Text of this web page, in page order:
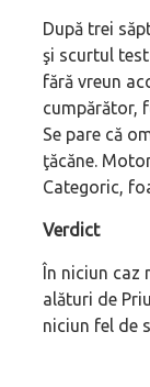
După trei
şi scurtul
fără vreun
cumpărător,
Se pare că
ţăcăne.
Categoric,
Verdict
În niciun caz
alături de
niciun fel de